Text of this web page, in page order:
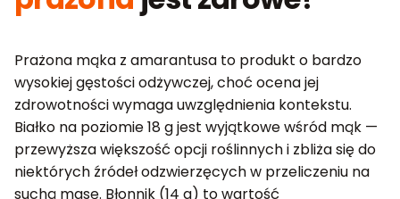
Prażona mąka z amarantusa to produkt o bardzo
wysokiej gęstości odżywczej, choć ocena jej
zdrowotności wymaga uwzględnienia kontekstu.
Białko na poziomie 18 g jest wyjątkowe wśród mąk —
przewyższa większość opcji roślinnych i zbliża się do
niektórych źródeł odzwierzęcych w przeliczeniu na
suchą masę. Błonnik (14 g) to wartość